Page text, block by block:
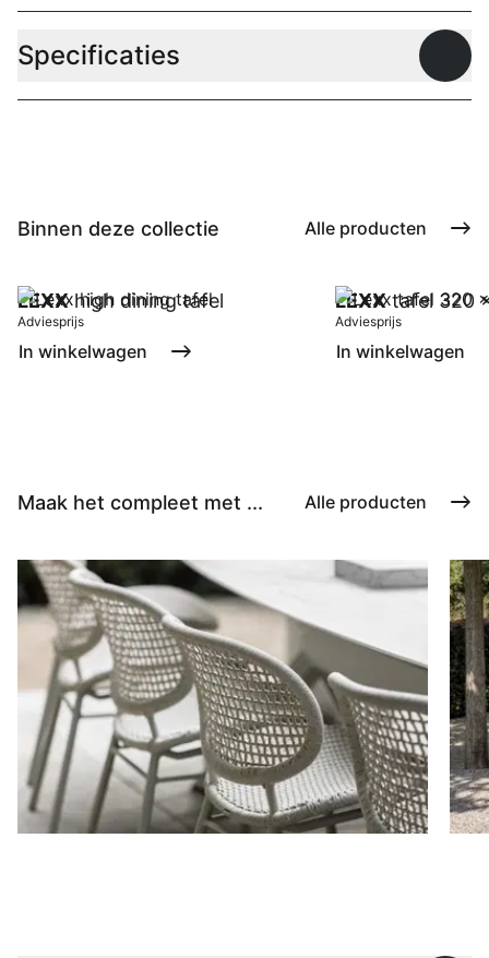
Specificaties
Binnen deze collectie Alle producten
LEXXhigh dining tafel
Adviesprijs
In winkelwagen
LEXXtafel 320
Adviesprijs
In winkelwagen
Maak het compleet met ... Alle producten